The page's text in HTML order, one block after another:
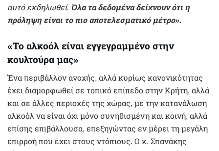
αυτό εκδηλωθεί. Όλα τα δεδομένα δείχνουν ότι η
πρόληψη είναι το πιο αποτελεσματικό μέτρο».
«Το αλκοόλ είναι εγγεγραμμένο στην
κουλτούρα μας»
Ένα περιβάλλον ανοχής, αλλά κυρίως κανονικότητας
έχει διαμορφωθεί σε τοπικό επίπεδο στην Κρήτη, αλλά
και σε άλλες περιοχές της χώρας, με την κατανάλωση
αλκοόλ να είναι όχι μόνο συνηθισμένη και κοινή, αλλά
επίσης επιβάλλουσα, επεξηγώντας εν μέρει τη μεγάλη
επιρροή που έχει στους ντόπιους. Ο κ. Σπανάκης